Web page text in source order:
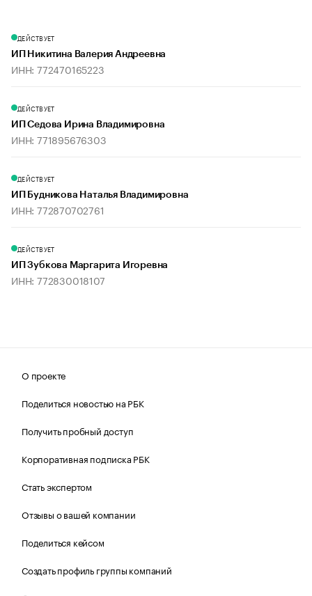
ДЕЙСТВУЕТ
ИП Никитина Валерия Андреевна
ИНН: 772470165223
ДЕЙСТВУЕТ
ИП Седова Ирина Владимировна
ИНН: 771895676303
ДЕЙСТВУЕТ
ИП Будникова Наталья Владимировна
ИНН: 772870702761
ДЕЙСТВУЕТ
ИП Зубкова Маргарита Игоревна
ИНН: 772830018107
О проекте
Поделиться новостью на РБК
Получить пробный доступ
Корпоративная подписка РБК
Стать экспертом
Отзывы о вашей компании
Поделиться кейсом
Создать профиль группы компаний